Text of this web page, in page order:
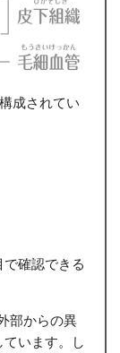
成されてい
確認できる
部からの異
います。し